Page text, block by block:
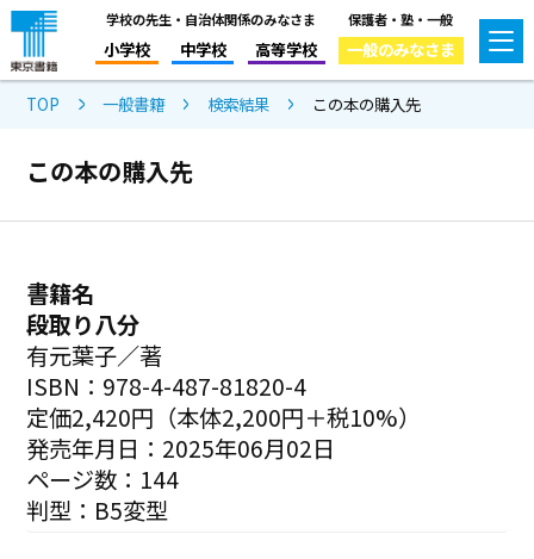
学校の先生・自治体関係のみなさま
小学校 中学校 高等学校
保護者・塾・一般
一般のみなさま
TOP 一般書籍 検索結果 この本の購入先
この本の購入先
書籍名
段取り八分
有元葉子／著
ISBN：978-4-487-81820-4
定価2,420円（本体2,200円＋税10%）
発売年月日：2025年06月02日
ページ数：144
判型：B5変型